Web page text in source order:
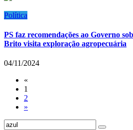
Política
PS faz recomendações ao Governo
Brito visita exploração agropecuária
04/11/2024
«
1
2
»